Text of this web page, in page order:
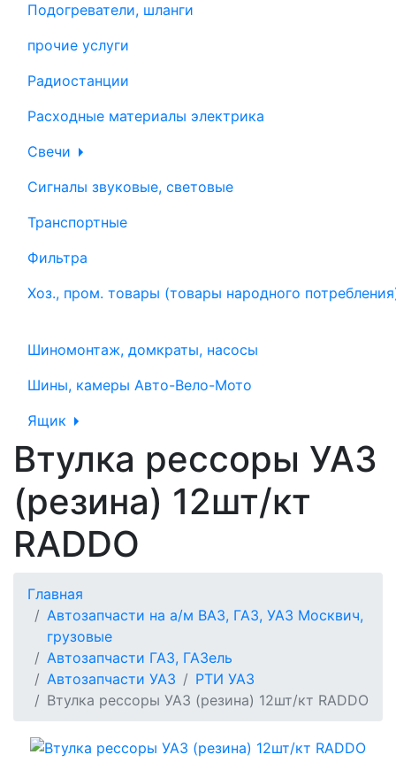
Подогреватели, шланги
прочие услуги
Радиостанции
Расходные материалы электрика
Свечи
Сигналы звуковые, световые
Транспортные
Фильтра
Хоз., пром. товары (товары народного
Шиномонтаж, домкраты, насосы
Шины, камеры Авто-Вело-Мото
Ящик
Втулка рессоры УАЗ
(резина) 12шт/кт
RADDO
Главная
Автозапчасти на а/м ВАЗ, ГАЗ, УАЗ Москвич,
грузовые
Автозапчасти ГАЗ, ГАЗель
Автозапчасти УАЗ
РТИ УАЗ
Втулка рессоры УАЗ (резина) 12шт/кт RADDO